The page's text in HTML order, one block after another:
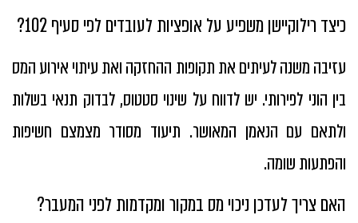
כיצד רילוקיישן משפיע על אופציות לעובדים לפי סעיף 102?
עזיבה משנה לעיתים את תקופות ההחזקה ואת עיתוי אירוע המס
בין הוני לפירותי. יש לדווח על שינוי סטטוס, לבדוק תנאי בשלות
ולתאם עם הנאמן המאושר. תיעוד מסודר מצמצם חשיפות
והפתעות שומה.
האם צריך לעדכן ניכוי מס במקור ומקדמות לפני המעבר?